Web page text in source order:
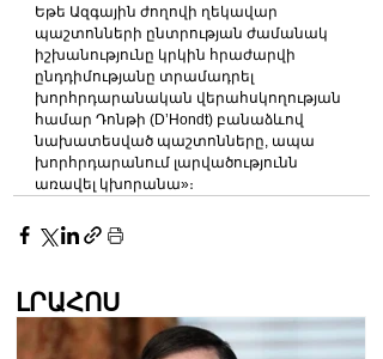
Եթե Ազգային ժողովի ղեկավար
պաշտոնների ընտրության ժամանակ
իշխանությունը կրկին հրաժարվի
ընդդիմությանը տրամադրել
խորհրդարանական վերահսկողության
համար Դոնթի (D’Hondt) բանաձևով
նախատեսված պաշտոնները, ապա
խորհրդարանում լարվածությունն
առավել կխորանա»։
ԼՐԱՀՈՍ